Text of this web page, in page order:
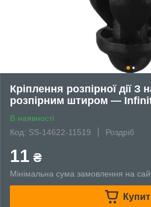
Кріплення розпірної дії З
розпірним штиром —
В наявності
Код: SS-14622-11519
Роздріб
11 ₴
Мінімальна сума замовлення на